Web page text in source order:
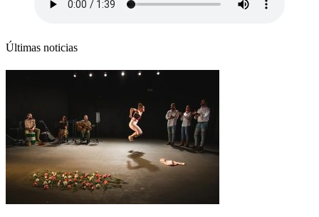
Últimas noticias